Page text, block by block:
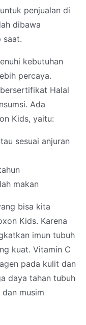
penjualan di
dibawa
saat.
kebutuhan
percaya.
Halal
Ada
Kids, yaitu:
sesuai anjuran
makan
bisa kita
Kids. Karena
imun tubuh
kuat. Vitamin C
pada kulit dan
daya tahan tubuh
musim